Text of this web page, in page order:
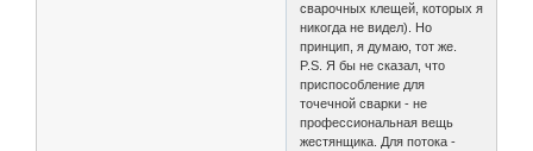
сварочных клещей, которых я
никогда не видел). Но
принцип, я думаю, тот же.
P.S. Я бы не сказал, что
приспособление для
точечной сварки - не
профессиональная вещь
жестянщика. Для потока -